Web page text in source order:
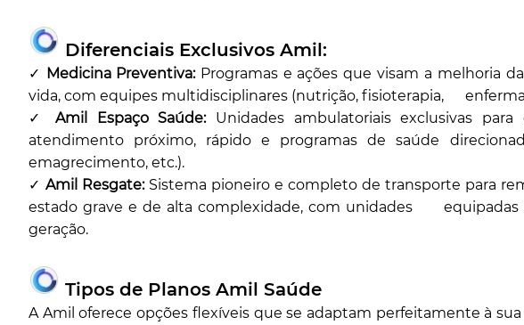
Diferenciais Exclusivos Amil:
✓ Medicina Preventiva:Programas e ações que visam a melhoria
vida, com equipes multidisciplinares (nutrição, fisioterapia,
✓ Amil Espaço Saúde:Unidades ambulatoriais exclusivas
atendimento próximo, rápido e programas de saúde
emagrecimento, etc.).
✓ Amil Resgate:Sistema pioneiro e completo de transporte para
estado grave e de alta complexidade, com unidades equipadas
geração.
Tipos de Planos Amil Saúde
A Amil oferece opções flexíveis que se adaptam perfeitamente à